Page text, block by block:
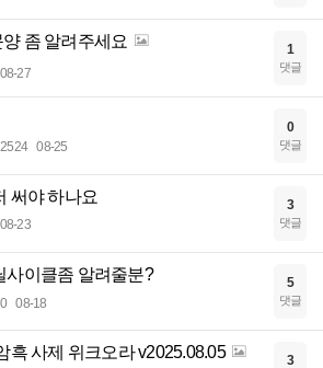
좀 알려주세요
08-27
1
댓글
08-25
0
댓글
써야 하나요
08-23
3
댓글
사이클좀 알려줄분?
08-18
5
댓글
흑 사제 위크오라 v2025.08.05 3